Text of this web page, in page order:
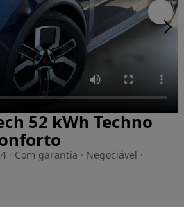
52 kWh Techno
· Com garantia · Negociável ·